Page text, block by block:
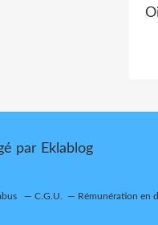
par Eklablog
C.G.U. Rémunération en